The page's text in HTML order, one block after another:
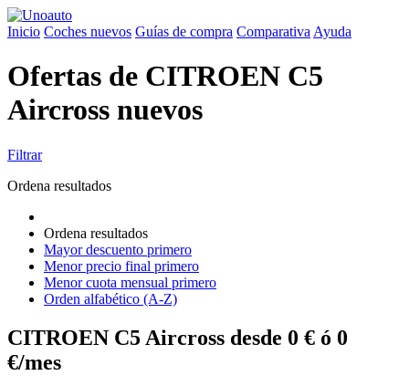
Inicio Coches nuevos Guías de compra Comparativa Ayuda
Ofertas de CITROEN C5
Aircross nuevos
Filtrar
Ordena resultados
Ordena resultados
Mayor descuento primero
Menor precio final primero
Menor cuota mensual primero
Orden alfabético (A-Z)
CITROEN C5 Aircross desde 0 € ó 0
€/mes